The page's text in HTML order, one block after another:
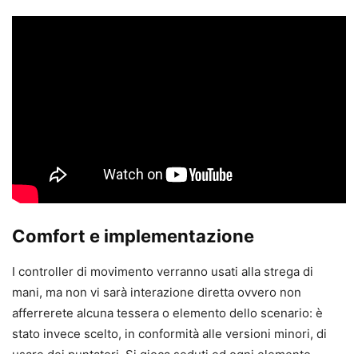
Comfort e implementazione
I controller di movimento verranno usati alla strega di
mani, ma non vi sarà interazione diretta ovvero non
afferrerete alcuna tessera o elemento dello scenario: è
stato invece scelto, in conformità alle versioni minori, di